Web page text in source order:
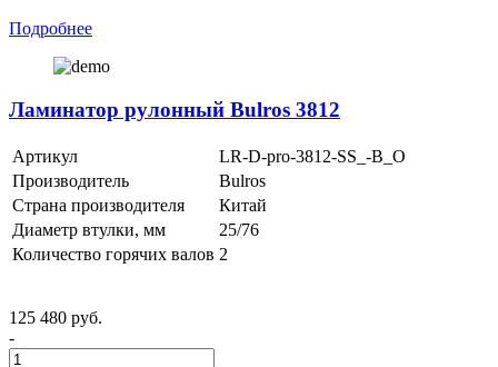
Подробнее
Ламинатор рулонный Bulros 3812
Артикул
LR-D-pro-3812-SS_-B_O
Производитель
Bulros
Страна производителя
Китай
Диаметр втулки, мм
25/76
Количество горячих валов 2
125 480 руб.
-